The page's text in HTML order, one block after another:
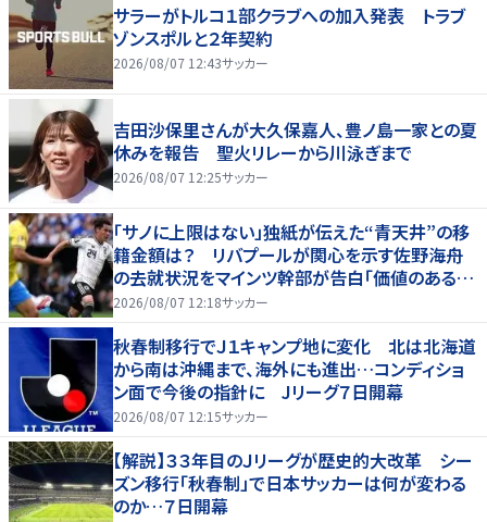
サラーがトルコ１部クラブへの加入発表 トラブ
ゾンスポルと２年契約
2026/08/07 12:43サッカー
吉田沙保里さんが大久保嘉人、豊ノ島一家との夏
休みを報告 聖火リレーから川泳ぎまで
2026/08/07 12:25サッカー
「サノに上限はない」独紙が伝えた“青天井”の移
籍金額は？ リバプールが関心を示す佐野海舟
の去就状況をマインツ幹部が告白「価値のあるも
のになる」
2026/08/07 12:18サッカー
秋春制移行でＪ１キャンプ地に変化 北は北海道
から南は沖縄まで、海外にも進出…コンディショ
ン面で今後の指針に Jリーグ７日開幕
2026/08/07 12:15サッカー
【解説】３３年目のＪリーグが歴史的大改革 シー
ズン移行「秋春制」で日本サッカーは何が変わる
のか…７日開幕